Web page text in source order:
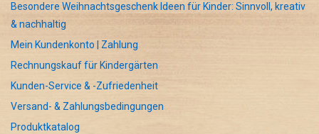
Besondere Weihnachtsgeschenk Ideen für Kinder: Sinnvoll, kreativ
& nachhaltig
Mein Kundenkonto | Zahlung
Rechnungskauf für Kindergärten
Kunden-Service & -Zufriedenheit
Versand- & Zahlungsbedingungen
Produktkatalog